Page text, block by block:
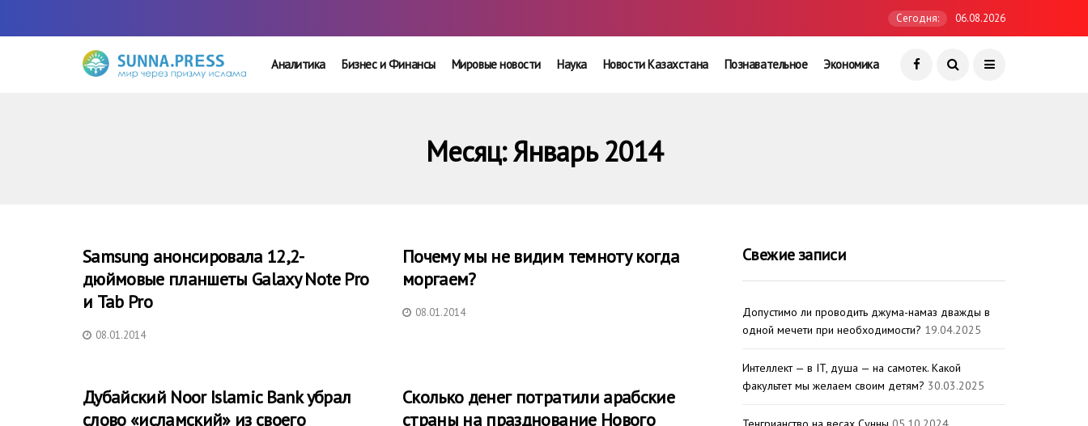
Сегодня: 06.08.2026
Аналитика Бизнес и Финансы Мировые новости Наука Новости Казахстана Познавательное Экономика
Месяц:Январь 2014
Samsung анонсировала 12,2-
дюймовые планшеты Galaxy Note Pro
и Tab Pro
08.01.2014
Почему мы не видим темноту когда
моргаем?
08.01.2014
Дубайский Noor Islamic Bank убрал
слово «исламский» из своего
Сколько денег потратили арабские
страны на празднование Нового
Свежие записи
Допустимо ли проводить джума-намаз дважды в
одной мечети при необходимости? 19.04.2025
Интеллект — в IT, душа — на самотек. Какой
факультет мы желаем своим детям? 30.03.2025